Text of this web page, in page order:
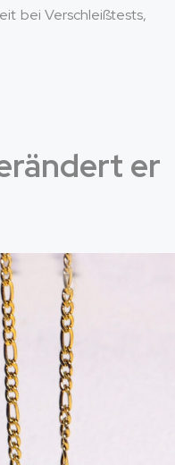
bei Verschleißtests,
er